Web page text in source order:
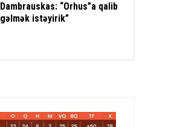
Dambrauskas: “Orhus”a qalib
gəlmək istəyirik”